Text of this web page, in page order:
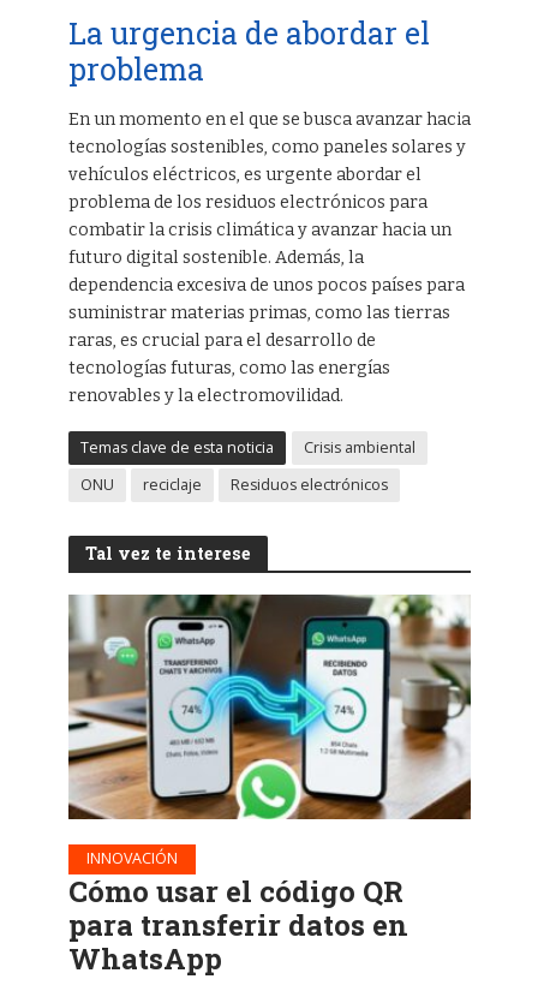
La urgencia de abordar el
problema
En un momento en el que se busca avanzar hacia
tecnologías sostenibles, como paneles solares y
vehículos eléctricos, es urgente abordar el
problema de los residuos electrónicos para
combatir la crisis climática y avanzar hacia un
futuro digital sostenible. Además, la
dependencia excesiva de unos pocos países para
suministrar materias primas, como las tierras
raras, es crucial para el desarrollo de
tecnologías futuras, como las energías
renovables y la electromovilidad.
Temas clave de esta noticia
Crisis ambiental
ONU
reciclaje Residuos electrónicos
Tal vez te interese
INNOVACIÓN
Cómo usar el código QR
para transferir datos en
WhatsApp